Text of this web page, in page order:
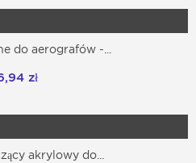
do aerografów -...
zł
akrylowy do...